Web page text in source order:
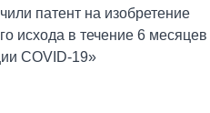
патент на изобретение
исхода в течение 6 месяцев
COVID-19»